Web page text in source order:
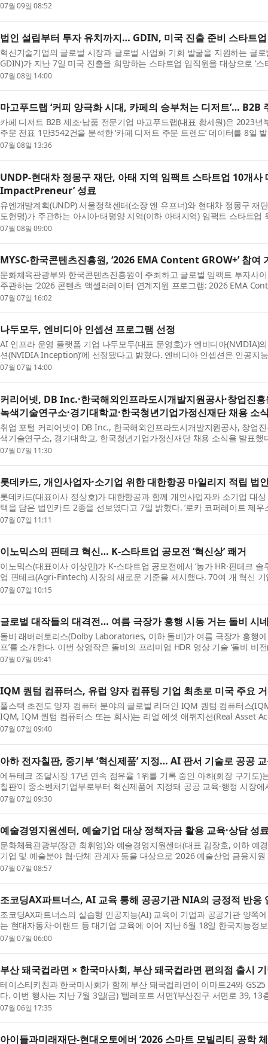
07월 09일 08:52
법인 설립부터 투자 유치까지… GDIN, 미국 진출 준비 스타트
혁신기술기업의 글로벌 시장과 글로벌 사업화 기회 발굴을 지원하는 글
GDIN)가 지난 7일 미국 진출을 희망하는 스타트업 임직원을 대상으로 ‘
07월 08일 14:00
마고푸드랩 ‘커피 양극화 시대, 카페의 승부처는 디저트’… B2B
카페 디저트 B2B 제조·납품 전문기업 마고푸드랩(대표 황세원)은 2023
주문 전표 1만3542건을 분석한 ‘카페 디저트 주문 트렌드’ 데이터를 8일
07월 08일 13:36
UNDP-현대차 정몽구 재단, 아태 지역 임팩트 스타트업 10개
ImpactPreneur’ 성료
유엔개발계획(UNDP) 서울정책센터(소장 앤 유프너)와 현대차 정몽구 재
도현명)가 주관하는 아시아·태평양 지역(이하 아태지역) 임팩트 스타트업
07월 08일 09:00
MYSC-한국콘텐츠진흥원, ‘2026 EMA Content GROW+’ 참여
문화체육관광부와 한국콘텐츠진흥원이 주최하고 글로벌 임팩트 투자사
주관하는 ‘2026 콘텐츠 액셀러레이터 연계지원 프로그램: 2026 EMA
07월 07일 16:02
나두모두, 엔비디아 인셉션 프로그램 선정
AI 인프라 운영 플랫폼 기업 나두모두(대표 문영호)가 엔비디아(NVIDIA)
션(NVIDIA Inception)’에 선정됐다고 밝혔다. 엔비디아 인셉션은 인공지
07월 07일 14:00
커리어넷, DB Inc.·한국해외인프라도시개발지원공사·창업진
녹색기술연구소·경기대학교·한국청년기업가정신재단 채용 소
취업 포털 커리어넷이 DB Inc., 한국해외인프라도시개발지원공사, 창업
색기술연구소, 경기대학교, 한국청년기업가정신재단 채용 소식을 발표
07월 07일 11:30
롯데카드, 개인사업자·소기업 위한 대한항공 마일리지 적립 법
롯데카드(대표이사 정상호)가 대한항공과 함께 개인사업자와 소기업 대
택을 담은 법인카드 2종을 선보였다고 7일 밝혔다. ‘로카 코퍼레이트 제
07월 07일 11:11
이노믹스의 핀테크 혁신… K-스타트업 공모전 ‘혁신상’ 쾌거
이노믹스(대표이사 이상민)가 K-스타트업 공모전에서 ‘농가 HR·핀테크
업 핀테크(Agri-Fintech) 시장의 새로운 기준을 제시했다. 70여 개 혁신
07월 07일 10:15
글로벌 대작들의 대격전… 여름 극장가 흥행 시동 거는 돌비 시
돌비 래버러토리스(Dolby Laboratories, 이하 돌비)가 여름 극장가 흥행에
프’를 소개한다. 이번 상영작은 돌비의 프리미엄 HDR 영상 기술 ‘돌비 비
07월 07일 09:41
IQM 퀀텀 컴퓨터스, 유럽 양자 컴퓨팅 기업 최초로 미국 주요
풀스택 초전도 양자 컴퓨터 분야의 글로벌 리더인 IQM 퀀텀 컴퓨터스
IQM, IQM 퀀텀 컴퓨터스 또는 회사)는 리얼 에셋 애퀴지션(Real Asset
07월 07일 09:40
아하 전자칠판, 중기부 ‘혁신제품’ 지정… AI 판서 기술로 공공
에듀테크 조달시장 17년 연속 점유율 1위를 기록 중인 아하(회장 구기도)
칠판’이 중소벤처기업부로부터 혁신제품에 지정돼 공공 교육·행정 시장
07월 07일 09:30
예술경영지원센터, 예술기업 대상 정책자금 활용 교육·상담 성
문화체육관광부(장관 최휘영)와 예술경영지원센터(대표 김장호, 이하 예
기업 및 예술분야 협·단체 관계자 등을 대상으로 ‘2026 예술산업 금융지
07월 07일 08:57
조코딩AX파트너스, AI 교육 통해 공공기관 NIA의 긍정적 반응
조코딩AX파트너스의 실습형 인공지능(AI) 교육이 기업과 공공기관 양쪽
는 현대자동차·이랜드 등 대기업 교육에 이어 지난 6월 18일 한국지능정
07월 07일 06:00
부산 돼국컵라면 × 한국마사회, 부산 돼국컵라면 편의점 출시
테이스티키친과 한국마사회가 함께 부산 돼국컵라면이 이마트24와
다. 이번 행사는 지난 7월 3일(금) ‘텔레포트 서면’(부산진구 서면로 39,
07월 06일 17:35
아이들과미래재단-현대오토에버 ‘2026 스마트 모빌리티 공학